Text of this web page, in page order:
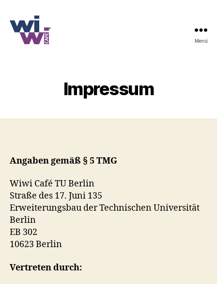
Menü
Impressum
Angaben gemäß § 5 TMG
Wiwi Café TU Berlin
Straße des 17. Juni 135
Erweiterungsbau der Technischen Universität
Berlin
EB 302
10623 Berlin
Vertreten durch: